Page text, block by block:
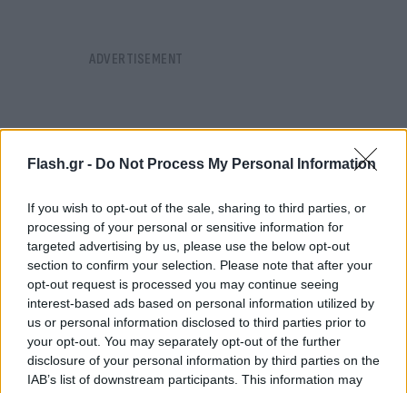
Flash.gr - Do Not Process My Personal Information
If you wish to opt-out of the sale, sharing to third parties, or
processing of your personal or sensitive information for
targeted advertising by us, please use the below opt-out
section to confirm your selection. Please note that after your
opt-out request is processed you may continue seeing
interest-based ads based on personal information utilized by
us or personal information disclosed to third parties prior to
your opt-out. You may separately opt-out of the further
disclosure of your personal information by third parties on the
IAB’s list of downstream participants. This information may
Σε μια παράξενη συνέντευξη που παραχώρησε